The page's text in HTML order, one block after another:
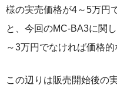
様の実売価格が4～5万円
と、今回のMC-BA3に関
～3万円でなければ価格
この辺りは販売開始後の